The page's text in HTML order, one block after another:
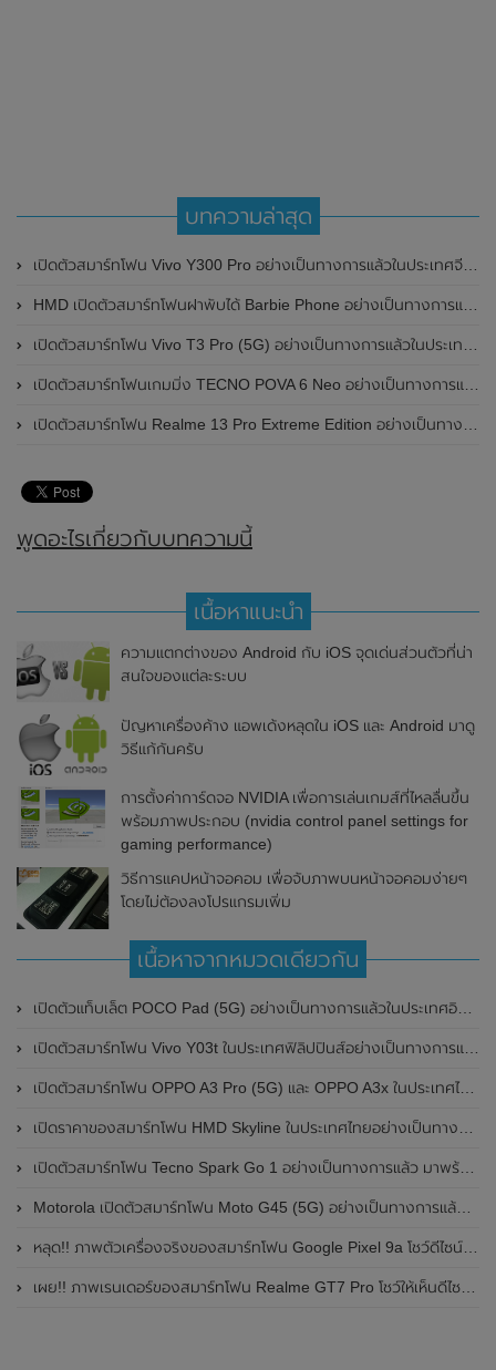
บทความล่าสุด
เปิดตัวสมาร์ทโฟน Vivo Y300 Pro อย่างเป็นทางการแล้วในประเทศจีน มาพร้อมดีไซน์พรีเมี่ยม ทนทาน และแบตเตอรี่สุดอึดขนาดใหญ่ 6,500mAh พร้อมรองรับการชาร์จไว 80W
HMD เปิดตัวสมาร์ทโฟนฝาพับได้ Barbie Phone อย่างเป็นทางการแล้ว มาพร้อมธีมสีชมพูสดใส
เปิดตัวสมาร์ทโฟน Vivo T3 Pro (5G) อย่างเป็นทางการแล้วในประเทศอินเดีย
เปิดตัวสมาร์ทโฟนเกมมิ่ง TECNO POVA 6 Neo อย่างเป็นทางการแล้วในประเทศไทย ในราคา 8,499 บาท
เปิดตัวสมาร์ทโฟน Realme 13 Pro Extreme Edition อย่างเป็นทางการแล้วในประเทศจีน
พูดอะไรเกี่ยวกับบทความนี้
เนื้อหาแนะนำ
ความแตกต่างของ Android กับ iOS จุดเด่นส่วนตัวที่น่า
สนใจของแต่ละระบบ
ปัญหาเครื่องค้าง แอพเด้งหลุดใน iOS และ Android มาดู
วิธีแก้กันครับ
การตั้งค่าการ์ดจอ NVIDIA เพื่อการเล่นเกมส์ที่ไหลลื่นขึ้น
พร้อมภาพประกอบ (nvidia control panel settings for
gaming performance)
วิธีการแคปหน้าจอคอม เพื่อจับภาพบนหน้าจอคอมง่ายๆ
โดยไม่ต้องลงโปรแกรมเพิ่ม
เนื้อหาจากหมวดเดียวกัน
เปิดตัวแท็บเล็ต POCO Pad (5G) อย่างเป็นทางการแล้วในประเทศอินเดีย มาพร้อมชิปเซ็ต Snapdragon 7s Gen 2 ของ Qualcomm และรองรับเครือข่าย 5G
เปิดตัวสมาร์ทโฟน Vivo Y03t ในประเทศฟิลิปปินส์อย่างเป็นทางการแล้ว มาพร้อมชิปเซ็ต Unisoc T612 , กล้องหลัง ความละเอียด 13MP , แบตเตอรี่ 5,000mAh และหน้าจอแสดงผล LCD / 90Hz
เปิดตัวสมาร์ทโฟน OPPO A3 Pro (5G) และ OPPO A3x ในประเทศไทยอย่างเป็นทางการแล้ว ในราคาเริ่มต้นเพียง 3,999 บาท
เปิดราคาของสมาร์ทโฟน HMD Skyline ในประเทศไทยอย่างเป็นทางการแล้ว ราคา 14,990 บาท
เปิดตัวสมาร์ทโฟน Tecno Spark Go 1 อย่างเป็นทางการแล้ว มาพร้อมหน้าจอแสดงผล LCD / 120Hz , แบตเตอรี่ 5,000mAh และใช้ชิปเซ็ต Unisoc
Motorola เปิดตัวสมาร์ทโฟน Moto G45 (5G) อย่างเป็นทางการแล้วในอินเดีย
หลุด!! ภาพตัวเครื่องจริงของสมาร์ทโฟน Google Pixel 9a โชว์ดีไซน์ใหม่ กล้องหลังแบนราบ ไม่มีกรอบของกล้องแล้ว
เผย!! ภาพเรนเดอร์ของสมาร์ทโฟน Realme GT7 Pro โชว์ให้เห็นดีไซน์ใหม่ พร้อมเผยรายละเอียดสเปกที่สำคัญบางส่วน